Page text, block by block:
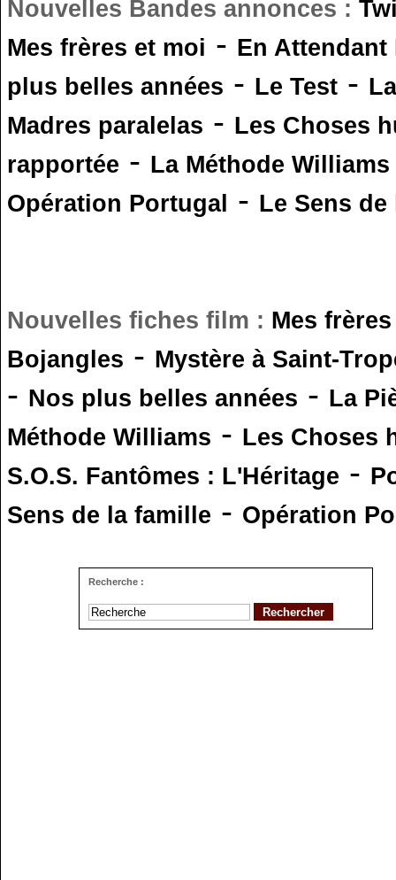
Nouvelles Bandes annonces :
Mes frères et moi - En
plus belles années - Le Test -
Madres paralelas - Les Choses
rapportée - La Méthode Williams
Opération Portugal - Le Sens
Nouvelles fiches film : Mes
Bojangles - Mystère à Saint-
- Nos plus belles années - La
Méthode Williams - Les Choses
S.O.S. Fantômes : L'Héritage -
Sens de la famille - Opération
Recherche :